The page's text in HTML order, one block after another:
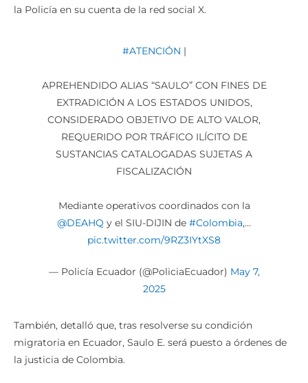
la Policía en su cuenta de la red social X.
#ATENCIÓN |
APREHENDIDO ALIAS “SAULO” CON FINES DE
EXTRADICIÓN A LOS ESTADOS UNIDOS,
CONSIDERADO OBJETIVO DE ALTO VALOR,
REQUERIDO POR TRÁFICO ILÍCITO DE
SUSTANCIAS CATALOGADAS SUJETAS A
FISCALIZACIÓN
Mediante operativos coordinados con la
@DEAHQ y el SIU-DIJIN de #Colombia,…
pic.twitter.com/9RZ3IYtXS8
— Policía Ecuador (@PoliciaEcuador) May 7,
2025
También, detalló que, tras resolverse su condición
migratoria en Ecuador, Saulo E. será puesto a órdenes de
la justicia de Colombia.